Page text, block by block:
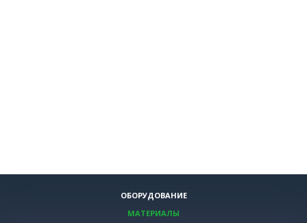
ОБОРУДОВАНИЕ
МАТЕРИАЛЫ